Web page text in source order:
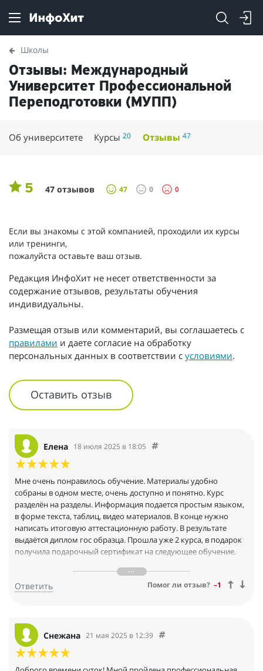
Школы
Отзывы: Международный
Университет Профессиональной
Переподготовки (МУПП)
Об университете Курсы20 Отзывы 47
5 47 отзывов 47 0 0
Если вы знакомы с этой компанией, проходили их курсы
или тренинги,
пожалуйста оставьте ваш отзыв.
Редакция ИнфоХит не несет ответственности за
содержание отзывов, результаты обучения
индивидуальны.
Размещая отзыв или комментарий, вы соглашаетесь с
правилами и даете согласие на обработку
персональных данных в соответствии с условиями.
Оставить отзыв
Елена 18 июля 2025 в 18:05
Мне очень понравилось обучение. Материалы удобно
собраны в одном месте, очень доступно и понятно. Курс
разделён на разделы. Информация подается простым языком,
в форме текста, таблиц, видео материалов. В конце нужно
написать итоговую аттестационную работу. В результате
выдаётся диплом гос образца. Прошла уже 2 курса, в подарок
получила подарочный сертификат на следующее обучение.
выбрала именно этот университет.
Ответить Помог ли отзыв? –1
Снежана 21 мая 2025 в 12:39